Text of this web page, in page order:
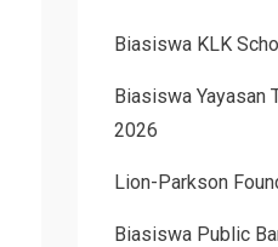
Biasiswa KLK
Biasiswa Yayasan
2026
Lion-Parkson
Biasiswa Public